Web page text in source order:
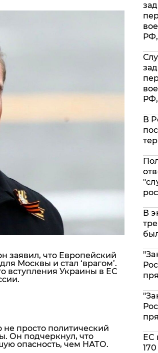
заявил, что Европейский
Москвы и стал ‘врагом’.
вступления Украины в ЕС
просто политический
Он подчеркнул, что
опасность, чем НАТО.
В
В
ЕС